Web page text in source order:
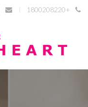
+1800208220